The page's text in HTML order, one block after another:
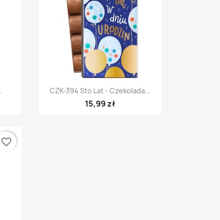
Szybki podgląd
CZK-394 Sto Lat - Czekolada...
15,99 zł
favorite_border